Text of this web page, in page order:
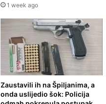
1 week ago
Zaustavili ih na Špiljanima, a
onda uslijedio šok: Policija